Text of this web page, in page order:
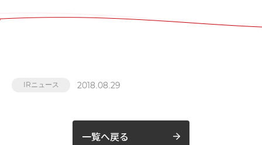
IRニュース 2018.08.29
一覧へ戻る